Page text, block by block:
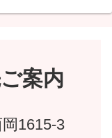
案内
1615-3